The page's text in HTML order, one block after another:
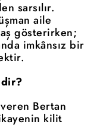
sarsılır.
aile
gösterirken;
imkânsız bir
Bertan
kilit